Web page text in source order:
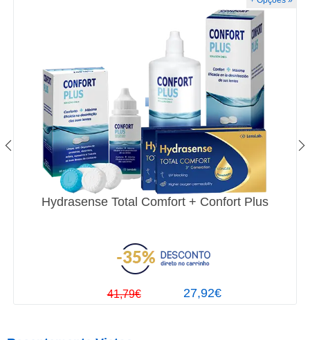
Hydrasense Total Comfort + Confort Plus
27,92€
41,79€